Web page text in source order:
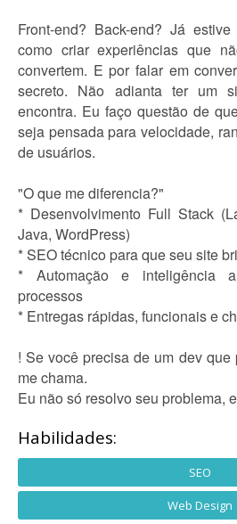
Front-end? Back-end? Já
como criar experiências que
convertem. E por falar em
secreto. Não adianta ter um
encontra. Eu faço questão de
seja pensada para velocidade,
de usuários.
"O que me diferencia?"
* Desenvolvimento Full Stack
Java, WordPress)
* SEO técnico para que seu site
* Automação e inteligência
processos
* Entregas rápidas, funcionais e
! Se você precisa de um dev
me chama.
Eu não só resolvo seu problema,
Habilidades:
SEO
Web Design